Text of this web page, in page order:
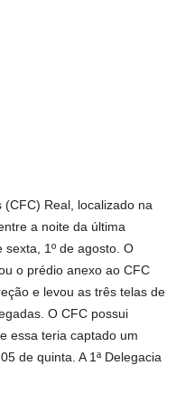
Real, localizado na
a noite da última
1º de agosto. O
o prédio anexo ao CFC
e levou as três telas de
O CFC possui
essa teria captado um
de quinta. A 1ª Delegacia